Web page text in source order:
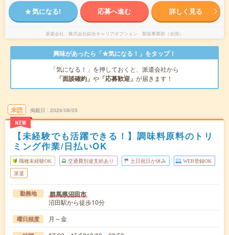
気になる! 応募へ進む 詳しく見る
派遣会社 株式会社綜合キャリアオプション 製造事業部（全国）
興味があったら「★気になる！」をタップ！
「気になる！」を押しておくと、派遣会社から
「面談確約」 や 「応募歓迎」 が届きます！
未読
NEW
掲載日 2026/08/05
【未経験でも活躍できる！】調味料原料のトリ
ミング作業/日払いOK
職種未経験OK 交通費別途支給あり 土日祝日が休み WEB登録OK
派遣
勤務地 群馬県沼田市
沼田駅から徒歩10分
曜日頻度 月～金